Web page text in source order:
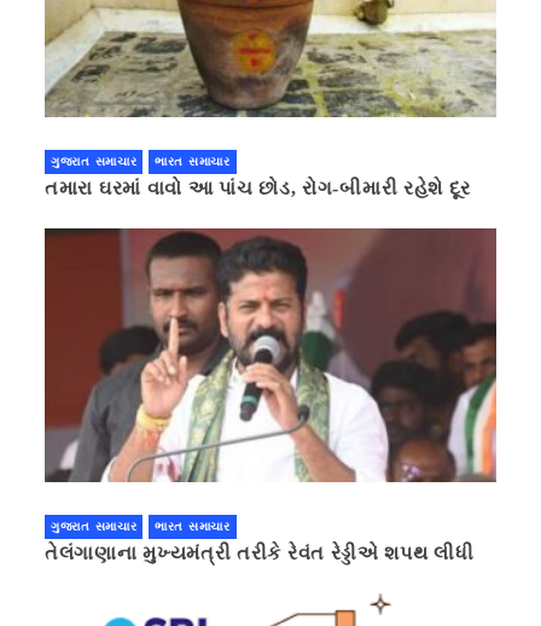
ગુજરાત સમાચાર ભારત સમાચાર
તમારા ઘરમાં વાવો આ પાંચ છોડ, રોગ-બીમારી રહેશે દૂર
ગુજરાત સમાચાર ભારત સમાચાર
તેલંગાણાના મુખ્યમંત્રી તરીકે રેવંત રેડ્ડીએ શપથ લીધી